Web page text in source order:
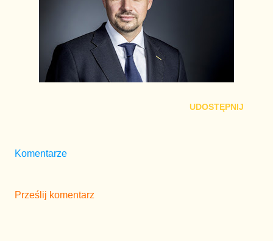
UDOSTĘPNIJ
Komentarze
Prześlij komentarz